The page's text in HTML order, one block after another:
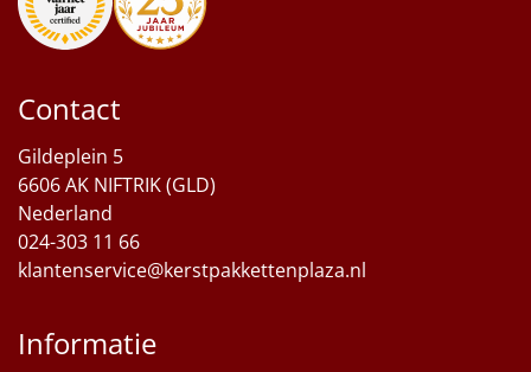
Contact
Gildeplein 5
6606 AK NIFTRIK (GLD)
Nederland
024-303 11 66
klantenservice@kerstpakkettenplaza.nl
Informatie